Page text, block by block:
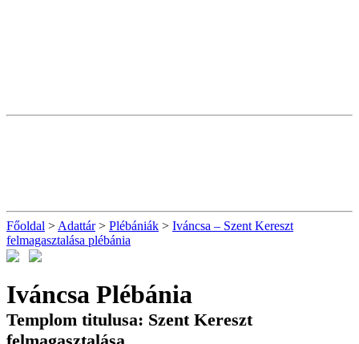
Főoldal > Adattár> Plébániák > Iváncsa – Szent Kereszt
felmagasztalása plébánia
Iváncsa Plébánia
Templom titulusa: Szent Kereszt